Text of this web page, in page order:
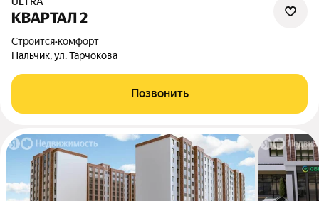
КВАРТАЛ 2
Строится•комфорт
Нальчик, ул. Тарчокова
Позвонить